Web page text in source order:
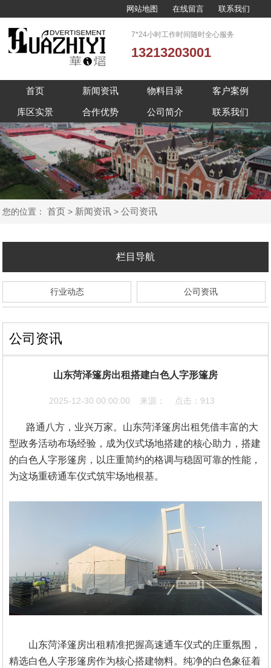
网站地图 在线留言 联系我们
7*24小时工作时间随时全心服务
13213203001
首页 新闻资讯 物料目录 客户案例
库区实景 合作优势 公司简介 联系我们
您的位置：首页 > 新闻资讯 >公司资讯
栏目导航
行业动态 公司资讯
公司资讯
山东菏泽篷房出租搭建白色人字形篷房
2025-12-30 00:00:00 来源： 点击：913
路通八方，业兴万家。山东菏泽篷房出租凭借丰富的大
型政务活动布场经验，成为仪式场地搭建的核心助力，搭建
的白色人字形篷房，以庄重简约的格调与稳固可靠的性能，
为这场重磅通车仪式筑牢场地根基。
山东菏泽篷房出租精准把握高速通车仪式的庄重氛围，
精选白色人字形篷房作为核心搭建物料。纯净的白色象征着